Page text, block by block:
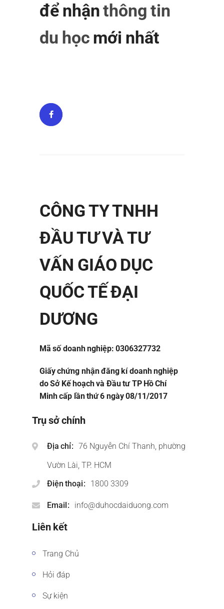
để nhậnthông tin
du học mới nhất
CÔNG TY TNHH
ĐẦU TƯ VÀ TƯ
VẤN GIÁO DỤC
QUỐC TẾ ĐẠI
DƯƠNG
Mã số doanh nghiệp: 0306327732
Giấy chứng nhận đăng kí doanh nghiệp
do Sở Kế hoạch và Đầu tư TP Hồ Chí
Minh cấp lần thứ 6 ngày 08/11/2017
Trụ sở chính
Địa chỉ
76 Nguyễn Chí Thanh, phường
Vườn Lài, TP. HCM
Điện thoại
1800 3309
Email info@duhocdaiduong.com
Liên kết
Trang Chủ
Hỏi đáp
Sự kiện